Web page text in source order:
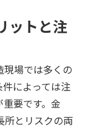
ットと注
場では多くの
によっては注
要です。金
とリスクの両